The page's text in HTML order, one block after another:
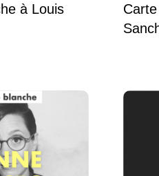
à Louis